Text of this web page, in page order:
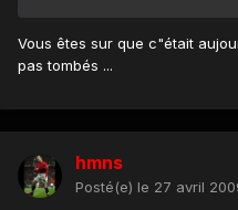
Vous êtes sur que c"était
pas tombés ...
hmns
Posté(e) le 27 avril